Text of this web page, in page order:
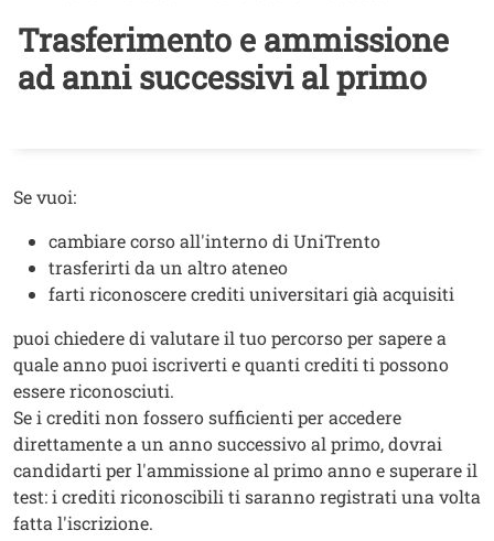
Trasferimento e ammissione
ad anni successivi al primo
Testo
Se vuoi:
cambiare corso all'interno di UniTrento
trasferirti da un altro ateneo
farti riconoscere crediti universitari già acquisiti
puoi chiedere di valutare il tuo percorso per sapere a
quale anno puoi iscriverti e quanti crediti ti possono
essere riconosciuti.
Se i crediti non fossero sufficienti per accedere
direttamente a un anno successivo al primo, dovrai
candidarti per l'ammissione al primo anno e superare il
test: i crediti riconoscibili ti saranno registrati una volta
fatta l'iscrizione.